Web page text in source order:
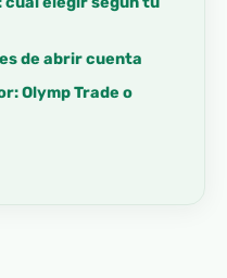
de abrir cuenta
Olymp Trade o